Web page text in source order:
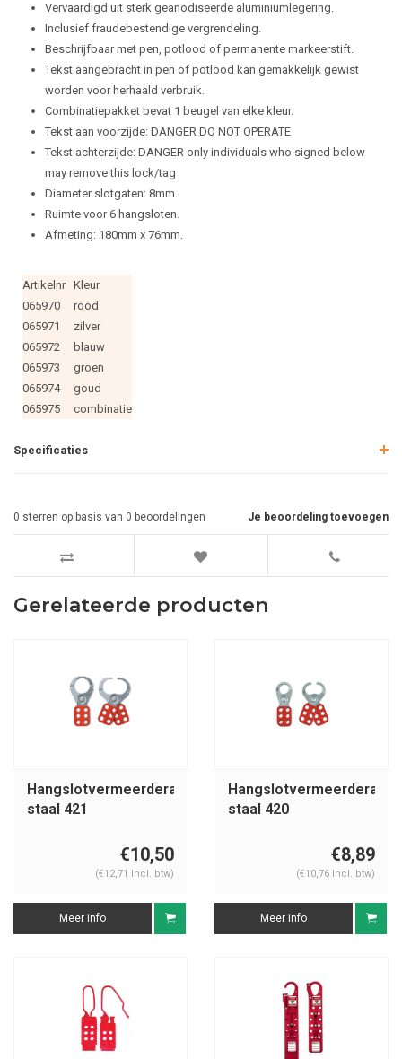
Vervaardigd uit sterk geanodiseerde aluminiumlegering.
Inclusief fraudebestendige vergrendeling.
Beschrijfbaar met pen, potlood of permanente markeerstift.
Tekst aangebracht in pen of potlood kan gemakkelijk gewist
worden voor herhaald verbruik.
Combinatiepakket bevat 1 beugel van elke kleur.
Tekst aan voorzijde: DANGER DO NOT OPERATE
Tekst achterzijde: DANGER only individuals who signed below
may remove this lock/tag
Diameter slotgaten: 8mm.
Ruimte voor 6 hangsloten.
Afmeting: 180mm x 76mm.
Artikelnr Kleur
065970
rood
065971
zilver
065972
blauw
065973
groen
065974
goud
065975
combinatie
Specificaties
Je beoordeling toevoegen
0 sterren op basis van 0 beoordelingen
Gerelateerde producten
Hangslotvermeerderaar
staal 421
€10,50
(€12,71 Incl. btw)
Meer info
Hangslotvermeerderaar
staal 420
€8,89
(€10,76 Incl. btw)
Meer info